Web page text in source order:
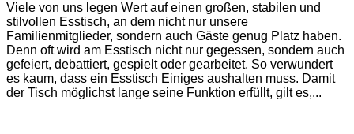
Viele von uns legen Wert auf einen großen, stabilen und
stilvollen Esstisch, an dem nicht nur unsere
Familienmitglieder, sondern auch Gäste genug Platz haben.
Denn oft wird am Esstisch nicht nur gegessen, sondern auch
gefeiert, debattiert, gespielt oder gearbeitet. So verwundert
es kaum, dass ein Esstisch Einiges aushalten muss. Damit
der Tisch möglichst lange seine Funktion erfüllt, gilt es,...